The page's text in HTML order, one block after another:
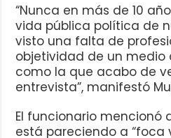
“Nunca en más de 10
vida pública política de
visto una falta de
objetividad de un
como la que acabo de
entrevista”, manifestó
El funcionario mencionó
está pareciendo a “foca